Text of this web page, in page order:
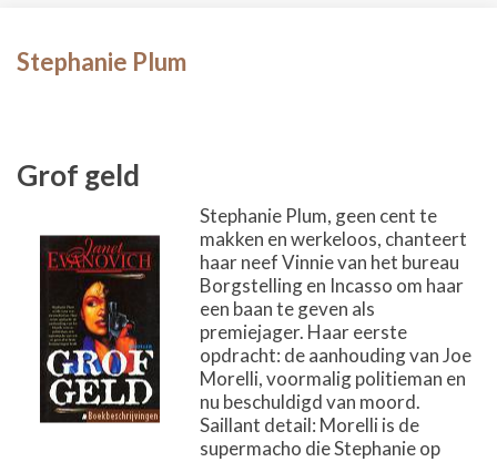
Stephanie Plum
Grof geld
Stephanie Plum, geen cent te
makken en werkeloos, chanteert
haar neef Vinnie van het bureau
Borgstelling en Incasso om haar
een baan te geven als
premiejager. Haar eerste
opdracht: de aanhouding van Joe
Morelli, voormalig politieman en
nu beschuldigd van moord.
Saillant detail: Morelli is de
supermacho die Stephanie op